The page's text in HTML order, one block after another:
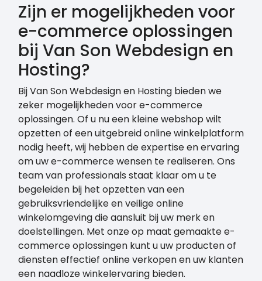
Zijn er mogelijkheden voor
e-commerce oplossingen
bij Van Son Webdesign en
Hosting?
Bij Van Son Webdesign en Hosting bieden we
zeker mogelijkheden voor e-commerce
oplossingen. Of u nu een kleine webshop wilt
opzetten of een uitgebreid online winkelplatform
nodig heeft, wij hebben de expertise en ervaring
om uw e-commerce wensen te realiseren. Ons
team van professionals staat klaar om u te
begeleiden bij het opzetten van een
gebruiksvriendelijke en veilige online
winkelomgeving die aansluit bij uw merk en
doelstellingen. Met onze op maat gemaakte e-
commerce oplossingen kunt u uw producten of
diensten effectief online verkopen en uw klanten
een naadloze winkelervaring bieden.